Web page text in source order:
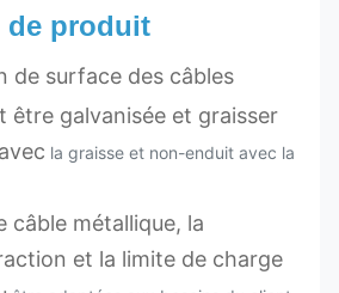
de produit
de surface des câbles
être galvanisée et graisser
la graisse et non-enduit avec la
câble métallique, la
et la limite de charge